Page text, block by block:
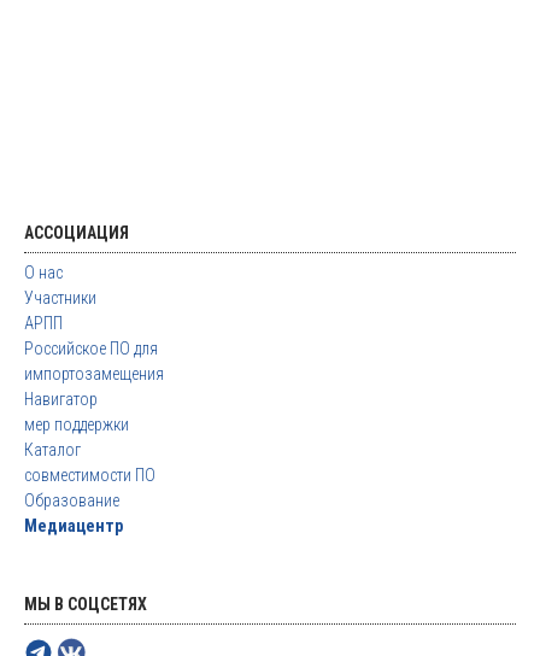
АССОЦИАЦИЯ
О нас
Участники
АРПП
Российское ПО для
импортозамещения
Навигатор
мер поддержки
Каталог
совместимости ПО
Образование
Медиацентр
МЫ В СОЦСЕТЯХ